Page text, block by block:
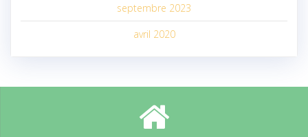
septembre 2023
avril 2020